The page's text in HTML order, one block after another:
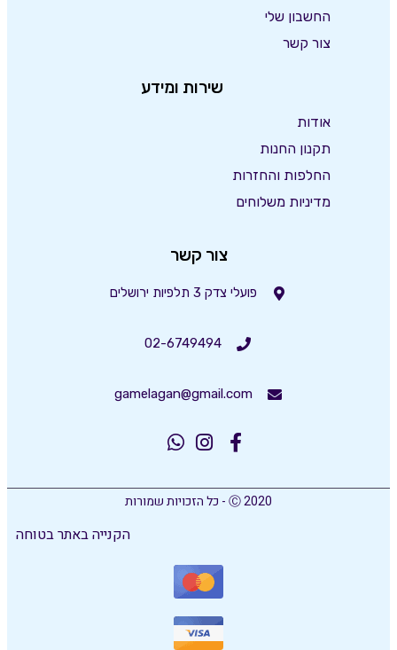
החשבון שלי
צור קשר
שירות ומידע
אודות
תקנון החנות
החלפות והחזרות
מדיניות משלוחים
צור קשר
פועלי צדק 3 תלפיות ירושלים
02-6749494
gamelagan@gmail.com
Ⓒ 2020 - כל הזכויות שמורות
הקנייה באתר בטוחה